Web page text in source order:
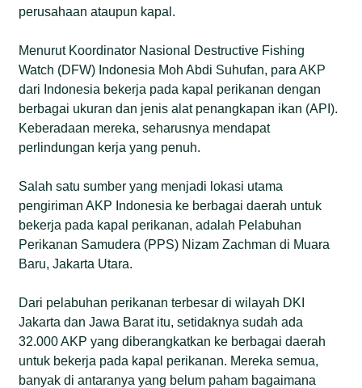
perusahaan ataupun kapal.
Menurut Koordinator Nasional Destructive Fishing
Watch (DFW) Indonesia Moh Abdi Suhufan, para AKP
dari Indonesia bekerja pada kapal perikanan dengan
berbagai ukuran dan jenis alat penangkapan ikan (API).
Keberadaan mereka, seharusnya mendapat
perlindungan kerja yang penuh.
Salah satu sumber yang menjadi lokasi utama
pengiriman AKP Indonesia ke berbagai daerah untuk
bekerja pada kapal perikanan, adalah Pelabuhan
Perikanan Samudera (PPS) Nizam Zachman di Muara
Baru, Jakarta Utara.
Dari pelabuhan perikanan terbesar di wilayah DKI
Jakarta dan Jawa Barat itu, setidaknya sudah ada
32.000 AKP yang diberangkatkan ke berbagai daerah
untuk bekerja pada kapal perikanan. Mereka semua,
banyak di antaranya yang belum paham bagaimana